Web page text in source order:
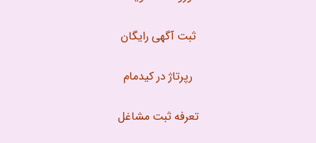
ثبت آگهی رایگان
رپرتاژ در کیدمام
تعرفه ثبت مشاغل